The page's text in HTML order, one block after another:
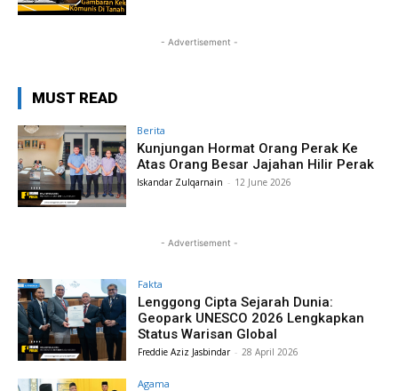
- Advertisement -
MUST READ
Berita
Kunjungan Hormat Orang Perak Ke
Atas Orang Besar Jajahan Hilir Perak
Iskandar Zulqarnain - 12 June 2026
- Advertisement -
Fakta
Lenggong Cipta Sejarah Dunia:
Geopark UNESCO 2026 Lengkapkan
Status Warisan Global
Freddie Aziz Jasbindar - 28 April 2026
Agama